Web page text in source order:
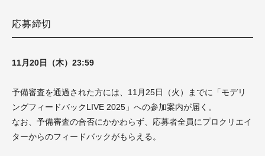
応募締切
11月20日（木）23:59
予備審査を通過された方には、11月25日（火）までに「モデリ
ングフィードバックLIVE 2025」への参加案内が届く。
なお、予備審査の合否にかかわらず、応募者全員にプロクリエイ
ターからのフィードバックがもらえる。